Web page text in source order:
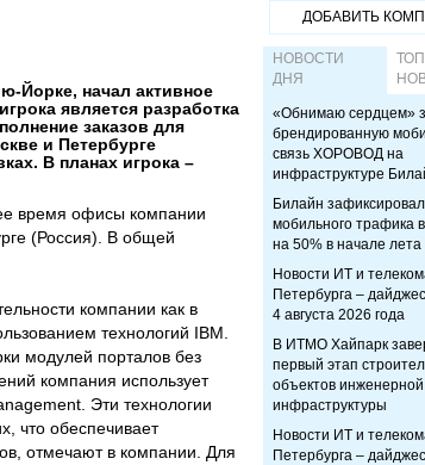
Йорке, начал активное
является разработка
заказов для
и Петербурге
В планах игрока –
время офисы компании
(Россия). В общей
компании как в
технологий IBM.
модулей порталов без
компания использует
Эти технологии
что обеспечивает
отмечают в компании. Для
ДОБАВИТЬ
НОВОСТИ
ДНЯ
«Обнимаю сердцем»
брендированную
связь ХОРОВОД на
инфраструктуре
Билайн
мобильного трафика
на 50% в начале лета
Новости ИТ и
Петербурга –
4 августа 2026 года
В ИТМО Хайпарк
первый этап
объектов инженерной
инфраструктуры
Новости ИТ и
Петербурга –